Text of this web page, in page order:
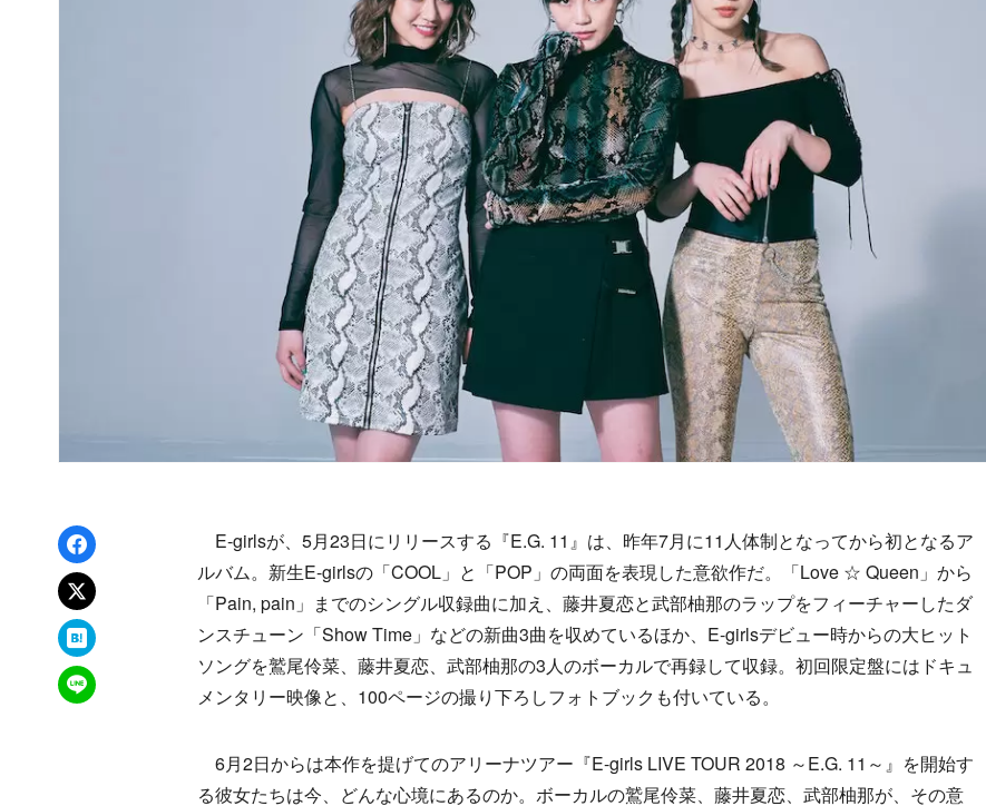
Facebookでシェア
xでポスト
はてなブックマーク
LINEで送る
E-girlsが、5月23日にリリースする『E.G. 11』は、昨年7月に11人体制となってから初となるア
ルバム。新生E-girlsの「COOL」と「POP」の両面を表現した意欲作だ。「Love ☆ Queen」から
「Pain, pain」までのシングル収録曲に加え、藤井夏恋と武部柚那のラップをフィーチャーしたダ
ンスチューン「Show Time」などの新曲3曲を収めているほか、E-girlsデビュー時からの大ヒット
ソングを鷲尾伶菜、藤井夏恋、武部柚那の3人のボーカルで再録して収録。初回限定盤にはドキュ
メンタリー映像と、100ページの撮り下ろしフォトブックも付いている。
6月2日からは本作を提げてのアリーナツアー『E-girls LIVE TOUR 2018 ～E.G. 11～』を開始す
る彼女たちは今、どんな心境にあるのか。ボーカルの鷲尾伶菜、藤井夏恋、武部柚那が、その意